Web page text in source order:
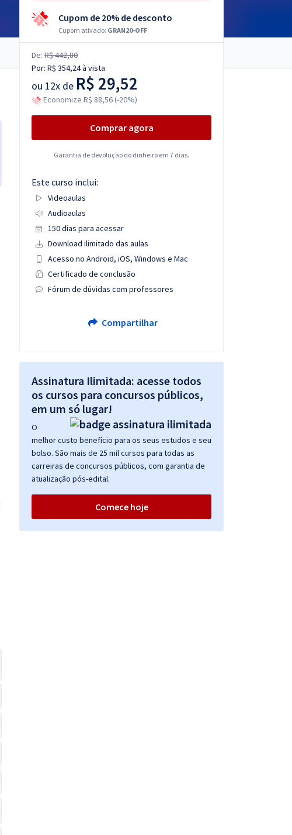
Cupom de 20% de desconto
Cupom ativado: GRAN20-OFF
De: R$ 442,80
Por: R$ 354,24à vista
ou 12x de R$ 29,52
Economize R$ 88,56 (-20%)
Comprar agora
Garantia de devolução do dinheiro em 7 dias.
Este curso inclui:
Videoaulas
Audioaulas
150 dias para acessar
Download ilimitado das aulas
Acesso no Android, iOS, Windows e Mac
Certificado de conclusão
Fórum de dúvidas com professores
Compartilhar
Assinatura Ilimitada: acesse todos
os cursos para concursos públicos,
em um só lugar!
O
melhor custo benefício para os seus estudos e seu
bolso. São mais de 25 mil cursos para todas as
carreiras de concursos públicos, com garantia de
atualização pós-edital.
Comece hoje